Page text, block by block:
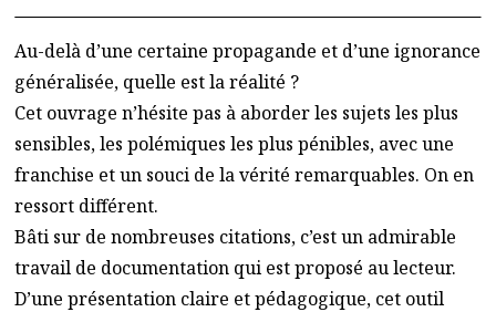
Au-delà d’une certaine propagande et d’une ignorance
généralisée, quelle est la réalité ?
Cet ouvrage n’hésite pas à aborder les sujets les plus
sensibles, les polémiques les plus pénibles, avec une
franchise et un souci de la vérité remarquables. On en
ressort différent.
Bâti sur de nombreuses citations, c’est un admirable
travail de documentation qui est proposé au lecteur.
D’une présentation claire et pédagogique, cet outil